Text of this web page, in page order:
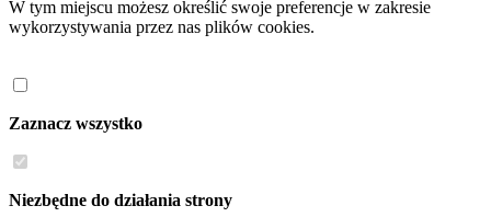
W tym miejscu możesz określić swoje preferencje w zakresie
wykorzystywania przez nas plików cookies.
Zaznacz wszystko
Niezbędne do działania strony